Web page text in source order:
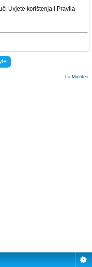
Uvjete korištenja i Pravila
by Multitex